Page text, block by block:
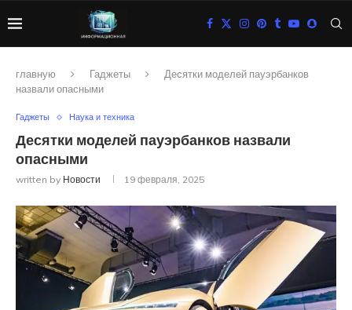
главную Гаджеты
Десятки моделей пауэрбанков
назвали опасными
Гаджеты Наука и техника
Десятки моделей пауэрбанков назвали
опасными
written by Новости 19 февраля, 2025